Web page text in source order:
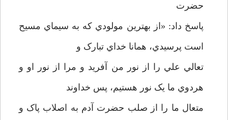
حضرت
پاسخ داد: «از بهترين مولودي که به سيماي مسيح
است پرسيدي، همانا خداي تبارک و
تعالي علي را از نور من آفريد و مرا از نور او و
هردوي ما يک نور هستيم، پس خداوند
متعال ما را از صلب حضرت آدم به اصلاب پاک و